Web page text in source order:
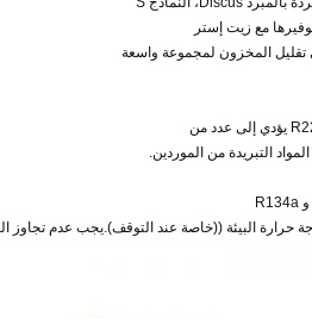
التبريدة من الموردين.